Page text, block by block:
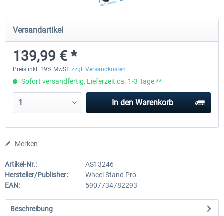
196,35 € *
Versandartikel
139,99 € *
Preis inkl. 19% MwSt. zzgl. Versandkosten
Sofort versandfertig, Lieferzeit ca. 1-3 Tage **
In den Warenkorb
Merken
Artikel-Nr.:
AS13246
Hersteller/Publisher:
Wheel Stand Pro
EAN:
5907734782293
Beschreibung